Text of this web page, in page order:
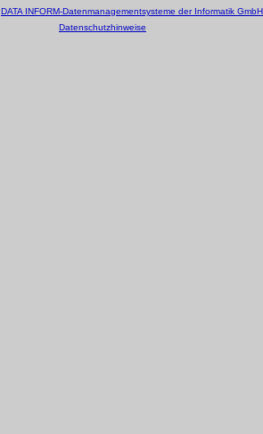
DATA INFORM-Datenmanagementsysteme der Informatik GmbH
Datenschutzhinweise